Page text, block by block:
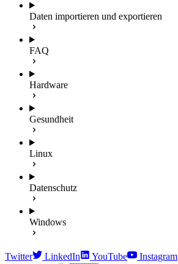
Daten importieren und exportieren
FAQ
Hardware
Gesundheit
Linux
Datenschutz
Windows
Twitter LinkedIn YouTube Instagram